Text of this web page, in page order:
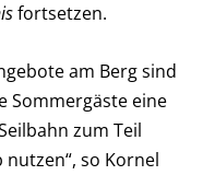
fortsetzen.
am Berg sind
Sommergäste eine
zum Teil
so Kornel